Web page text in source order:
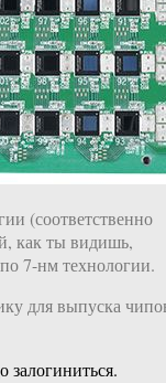
(соответственно
как ты видишь,
7-нм технологии.
для выпуска
залогиниться.